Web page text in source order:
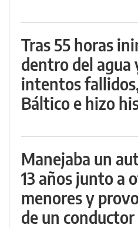
Tras 55 horas
dentro del agua
intentos
Báltico e hizo
Manejaba un
13 años junto a
menores y
de un conductor